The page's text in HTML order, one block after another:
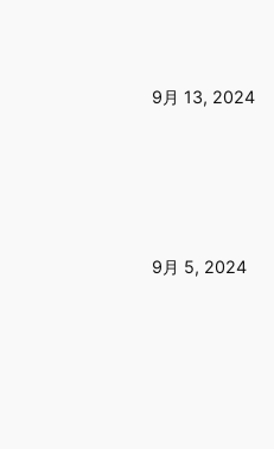
9月 13, 2024
9月 5, 2024